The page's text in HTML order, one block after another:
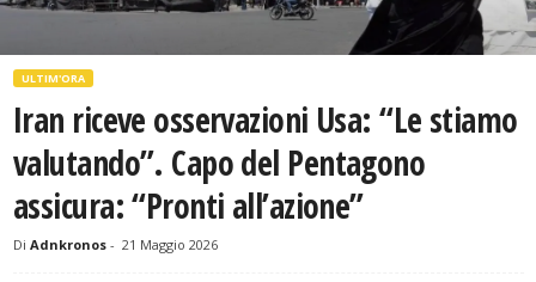
ULTIM'ORA
Iran riceve osservazioni Usa: “Le stiamo
valutando”. Capo del Pentagono
assicura: “Pronti all’azione”
Di Adnkronos - 21 Maggio 2026